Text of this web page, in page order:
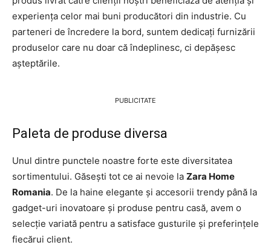
experiența celor mai buni producători din industrie. Cu
parteneri de încredere la bord, suntem dedicați furnizării
produselor care nu doar că îndeplinesc, ci depășesc
așteptările.
PUBLICITATE
Paleta de produse diversa
Unul dintre punctele noastre forte este diversitatea
sortimentului. Găsești tot ce ai nevoie la Zara Home
Romania. De la haine elegante și accesorii trendy până la
gadget-uri inovatoare și produse pentru casă, avem o
selecție variată pentru a satisface gusturile și preferințele
fiecărui client.